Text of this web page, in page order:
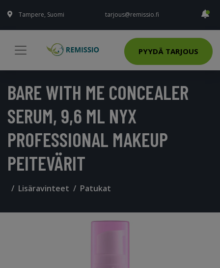
Tampere, Suomi tarjous@remissio.fi
PYYDÄ TARJOUS
BARE WITH ME CONCEALER
SERUM, 9,6 ML NYX
PROFESSIONAL MAKEUP
PEITEVÄRIT
Lisäravinteet Patukat